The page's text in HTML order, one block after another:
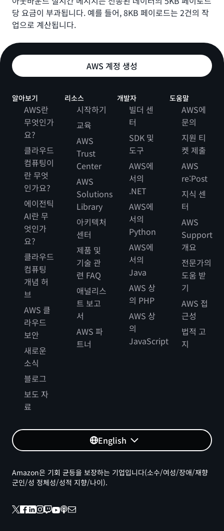
당 요금이 부과됩니다. 예를 들어, 8KB 페이로드는 2건의 작
업으로 계산됩니다.
AWS 계정 생성
알아보기
AWS란
무엇인가
요?
클라우드
컴퓨팅이
란 무엇
인가요?
에이전틱
AI란 무
엇인가
요?
클라우드
컴퓨팅
개념 허
브
AWS 클
라우드
보안
새로운
소식
블로그
보도 자
료
리소스
시작하기
교육
AWS
Trust
Center
AWS
Solutions
Library
아키텍처
센터
제품 및
기술 관
련 FAQ
애널리스
트 보고
서
AWS 파
트너
개발자
빌더 센
터
SDK 및
도구
AWS에
서의
.NET
AWS에
서의
Python
AWS에
서의
Java
AWS 상
의 PHP
AWS 상
의
JavaScript
도움말
AWS에
문의
지원 티
켓 제출
AWS
re:Post
지식 센
터
AWS
Support
개요
전문가의
도움 받
기
AWS 접
근성
법적 고
지
English
Amazon은 기회 균등을 보장하는 기업입니다(소수/여성/장애/재향
군인/성 정체성/성적 지향/나이).